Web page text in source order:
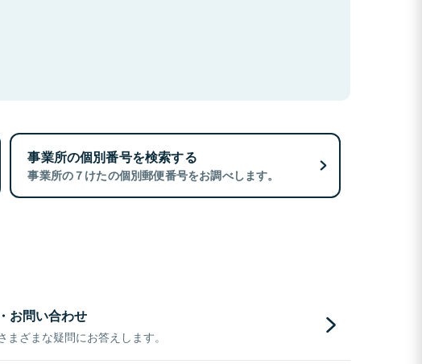
事業所の個別番号を検索する
事業所の７けたの個別郵便番号をお調べします。
お問い合わせ
まざまな疑問にお答えします。